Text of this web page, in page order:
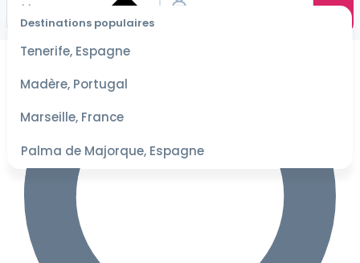
Destinations populaires
Tenerife, Espagne
Madère, Portugal
Marseille, France
Palma de Majorque, Espagne
Choisir
les
pour les
tarifs